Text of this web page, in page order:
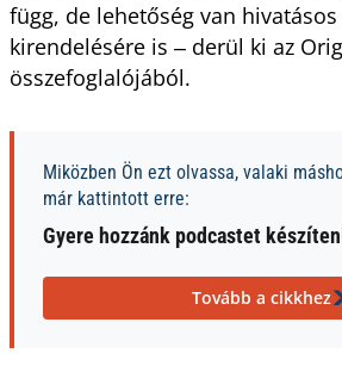
függ, de lehetőség van
kirendelésére is ‒ derül ki az
összefoglalójából.
Miközben Ön ezt olvassa, valaki
már kattintott erre:
Gyere hozzánk podcastet
Tovább a cikkhez